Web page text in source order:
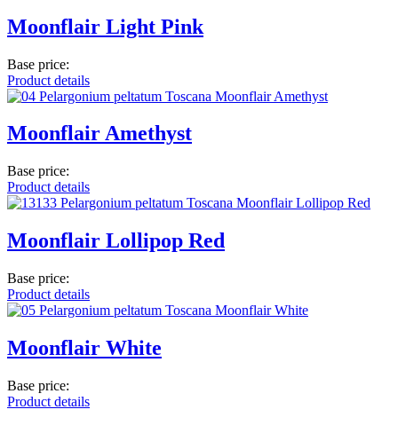
Moonflair Light Pink
Base price:
Product details
Moonflair Amethyst
Base price:
Product details
Moonflair Lollipop Red
Base price:
Product details
Moonflair White
Base price:
Product details